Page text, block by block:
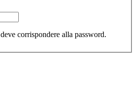
corrispondere alla password.